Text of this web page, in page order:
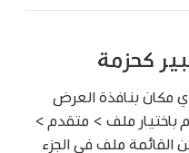
كحزمة
مكان بنافذة العرض
باختيار ملف > متقدم >
القائمة ملف في الجزء